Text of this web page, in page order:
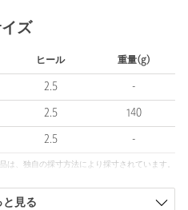
に遡る＜BIRKENSTOCK＞は、
守るという意志をもって活動を
す。
ケンシュトックの製品には、機
ています。
。
ズ
ヒール 重量(g)
2.5 -
2.5 140
2.5 -
は、独自の採寸方法により採寸されています。
と見る